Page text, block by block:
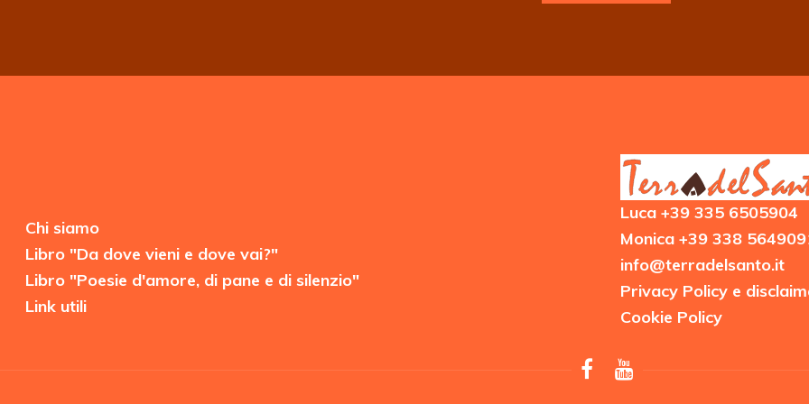
Chi siamo
Libro "Da dove vieni e dove vai?"
Libro "Poesie d'amore, di pane e di silenzio"
Link utili
Luca +39 335 6505904
Monica +39 338
info@terradelsanto.it
Privacy Policy e
Cookie Policy